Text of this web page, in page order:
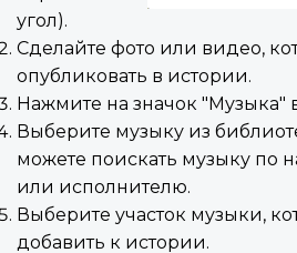
угол).
Сделайте фото или видео,
опубликовать в истории.
Нажмите на значок "Музыка"
Выберите музыку из
можете поискать музыку по
или исполнителю.
Выберите участок музыки,
добавить к истории.